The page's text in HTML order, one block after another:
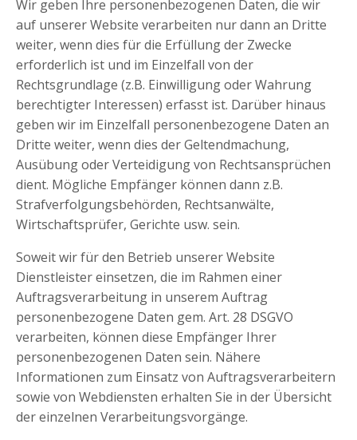
Wir geben Ihre personenbezogenen Daten, die wir
auf unserer Website verarbeiten nur dann an Dritte
weiter, wenn dies für die Erfüllung der Zwecke
erforderlich ist und im Einzelfall von der
Rechtsgrundlage (z.B. Einwilligung oder Wahrung
berechtigter Interessen) erfasst ist. Darüber hinaus
geben wir im Einzelfall personenbezogene Daten an
Dritte weiter, wenn dies der Geltendmachung,
Ausübung oder Verteidigung von Rechtsansprüchen
dient. Mögliche Empfänger können dann z.B.
Strafverfolgungsbehörden, Rechtsanwälte,
Wirtschaftsprüfer, Gerichte usw. sein.
Soweit wir für den Betrieb unserer Website
Dienstleister einsetzen, die im Rahmen einer
Auftragsverarbeitung in unserem Auftrag
personenbezogene Daten gem. Art. 28 DSGVO
verarbeiten, können diese Empfänger Ihrer
personenbezogenen Daten sein. Nähere
Informationen zum Einsatz von Auftragsverarbeitern
sowie von Webdiensten erhalten Sie in der Übersicht
der einzelnen Verarbeitungsvorgänge.